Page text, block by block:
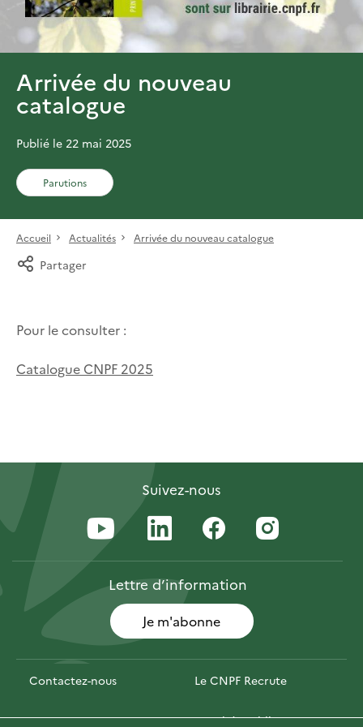
Arrivée du nouveau
catalogue
Publié le 22 mai 2025
Parutions
Accueil Actualités Arrivée du nouveau catalogue
Partager
Pour le consulter :
Catalogue CNPF 2025
Suivez-nous
Lettred’information
Je m'abonne
Contactez-nous Le CNPF Recrute
Espace presse Marchés publics